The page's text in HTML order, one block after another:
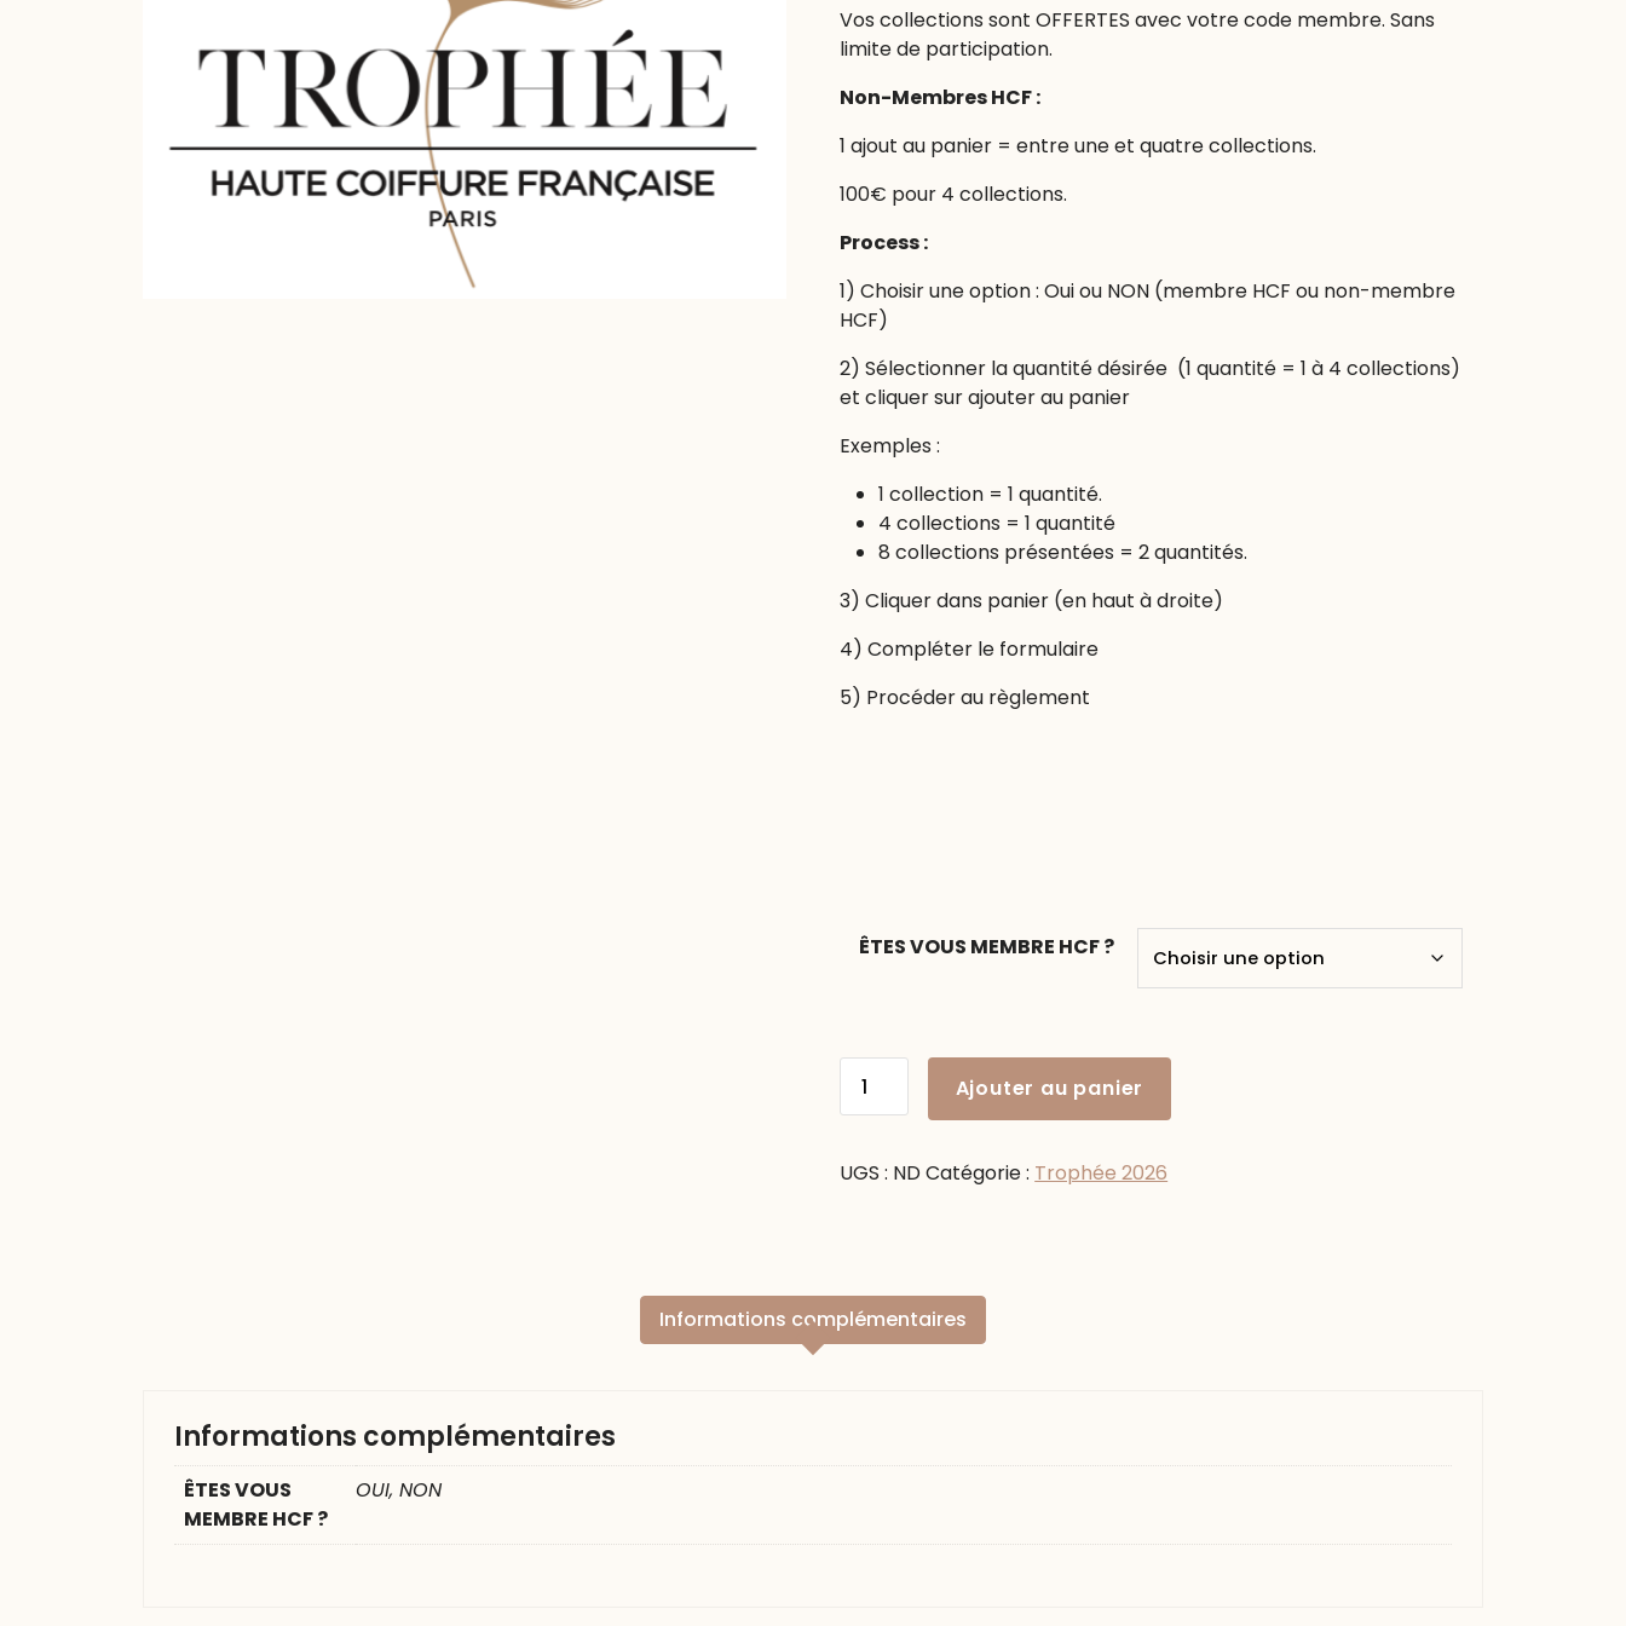
Vos collections sont OFFERTES avec votre code membre. Sans
limite de participation.
Non-Membres HCF :
1 ajout au panier = entre une et quatre collections.
100€ pour 4 collections.
Process :
1) Choisir une option : Oui ou NON (membre HCF ou non-membre
HCF)
2) Sélectionner la quantité désirée (1 quantité = 1 à 4 collections)
et cliquer sur ajouter au panier
Exemples :
1 collection = 1 quantité.
4 collections = 1 quantité
8 collections présentées = 2 quantités.
3) Cliquer dans panier (en haut à droite)
4) Compléter le formulaire
5) Procéder au règlement
ÊTES VOUS MEMBRE HCF ?
COIFFURE
Ajouter au panier
UGS : NDCatégorie : Trophée 2026
Informations complémentaires
Informations complémentaires
ÊTES VOUS
MEMBRE HCF ?
OUI, NON